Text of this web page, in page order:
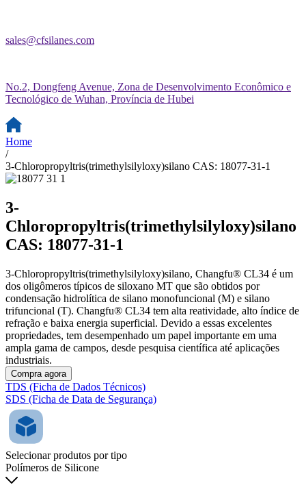
sales@cfsilanes.com
No.2, Dongfeng Avenue, Zona de Desenvolvimento Econômico e
Tecnológico de Wuhan, Província de Hubei
Home
/
3-Chloropropyltris(trimethylsilyloxy)silano CAS: 18077-31-1
3-
Chloropropyltris(trimethylsilyloxy)silano
CAS: 18077-31-1
3-Chloropropyltris(trimethylsilyloxy)silano, Changfu® CL34 é um
dos oligômeros típicos de siloxano MT que são obtidos por
condensação hidrolítica de silano monofuncional (M) e silano
trifuncional (T). Changfu® CL34 tem alta reatividade, alto índice de
refração e baixa energia superficial. Devido a essas excelentes
propriedades, tem desempenhado um papel importante em uma
ampla gama de campos, desde pesquisa científica até aplicações
industriais.
Compra agora
TDS (Ficha de Dados Técnicos)
SDS (Ficha de Data de Segurança)
Selecionar produtos por tipo
Polímeros de Silicone